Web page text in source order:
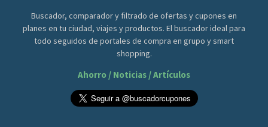
Buscador, comparador y filtrado de ofertas y cupones en
planes en tu ciudad, viajes y productos. El buscador ideal para
todo seguidos de portales de compra en grupo y smart
shopping.
Ahorro / Noticias / Artículos